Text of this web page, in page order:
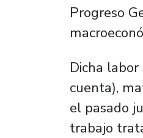
Progreso
Dicha labor
cuenta),
el pasado
trabajo